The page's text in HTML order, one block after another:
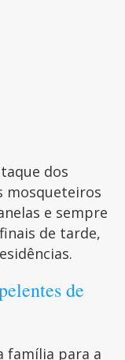
dos
mosqueteiros
e sempre
de tarde,
de
família para a